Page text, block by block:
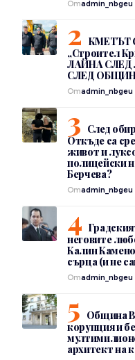
Отadmin_nbgeu
КМЕТЪТ
„Строител
ЛАЙНА
СЛЕД
Отadmin_nbgeu
След
Откъде са
живот и
полицейски
Берчева?
Отadmin_nbgeu
неговите
Калин
сърца (и не
Отadmin_nbgeu
Община
корупция и
архитект на